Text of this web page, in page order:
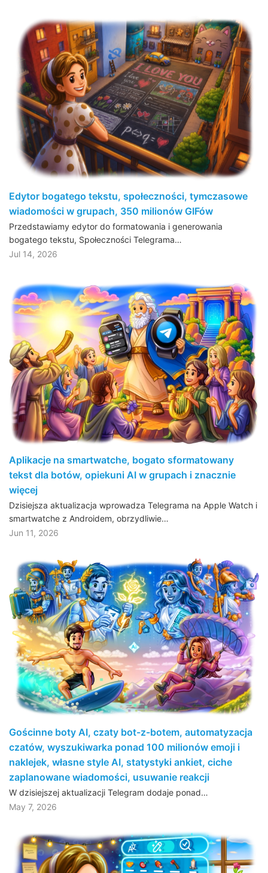
Edytor bogatego tekstu, społeczności, tymczasowe
wiadomości w grupach, 350 milionów GIFów
Przedstawiamy edytor do formatowania i generowania
bogatego tekstu, Społeczności Telegrama…
Jul 14, 2026
Aplikacje na smartwatche, bogato sformatowany
tekst dla botów, opiekuni AI w grupach i znacznie
więcej
Dzisiejsza aktualizacja wprowadza Telegrama na Apple Watch i
smartwatche z Androidem, obrzydliwie…
Jun 11, 2026
Gościnne boty AI, czaty bot-z-botem, automatyzacja
czatów, wyszukiwarka ponad 100 milionów emoji i
naklejek, własne style AI, statystyki ankiet, ciche
zaplanowane wiadomości, usuwanie reakcji
W dzisiejszej aktualizacji Telegram dodaje ponad…
May 7, 2026